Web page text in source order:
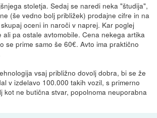
stoletja. Sedaj se naredi neka "študija",
(še vedno bolj približek) prodajne cifre in na
oceni in naroči v naprej. Kar poglej
ali pa ostale avtomobile. Cena nekega artika
se prime samo še 60€. Avto ima praktično
vsaj približno dovolj dobra, bi se že
v izdelavo 100.000 takih vozil, s primerno
kot ne butična stvar, popolnoma neuporabna